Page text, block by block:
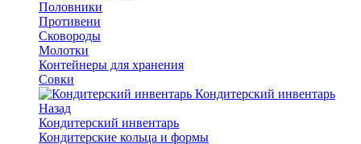
Половники
Противени
Сковороды
Молотки
Контейнеры для хранения
Совки
Кондитерский инвентарь
Назад
Кондитерский инвентарь
Кондитерские кольца и формы